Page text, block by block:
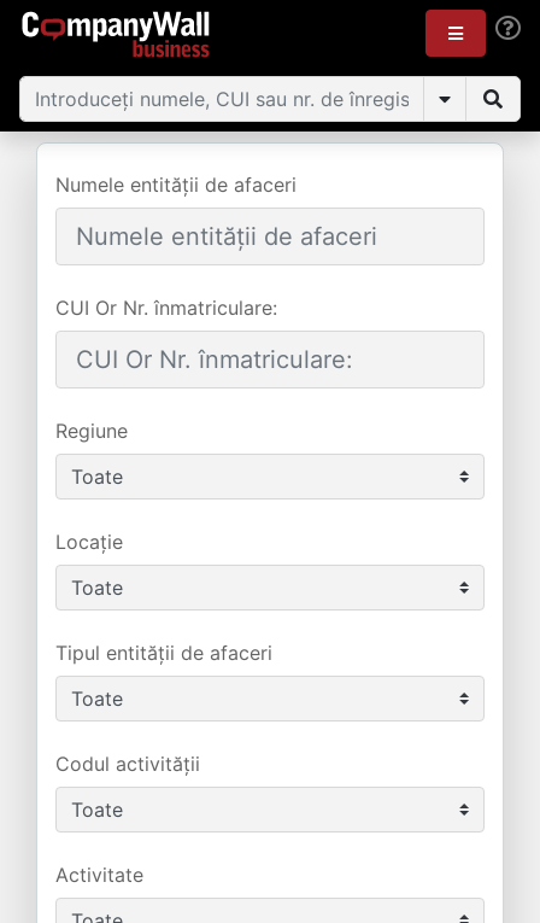
Numele entității de afaceri
CUI Or Nr. înmatriculare:
Regiune
Locație
Tipul entității de afaceri
Codul activității
Activitate